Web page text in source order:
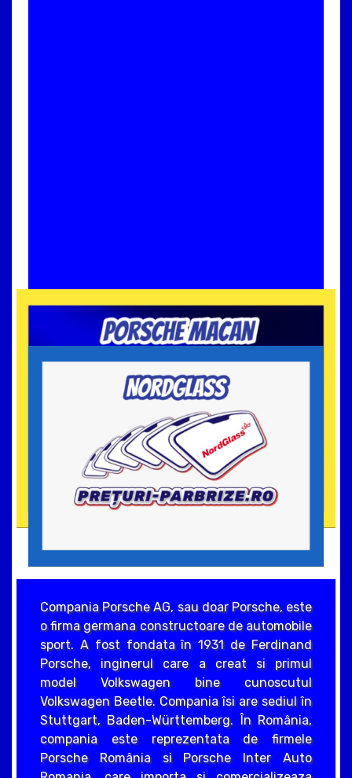
Compania Porsche AG, sau doar Porsche, este
o firma germana constructoare de automobile
sport. A fost fondata în 1931 de Ferdinand
Porsche, inginerul care a creat si primul
model Volkswagen bine cunoscutul
Volkswagen Beetle. Compania îsi are sediul în
Stuttgart, Baden-Württemberg. În România,
compania este reprezentata de firmele
Porsche România si Porsche Inter Auto